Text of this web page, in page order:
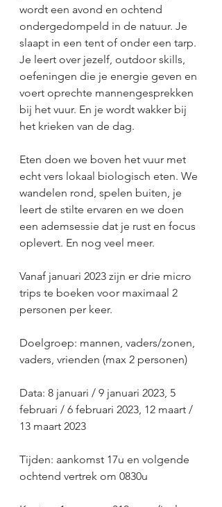
wordt een avond en ochtend
ondergedompeld in de natuur. Je
slaapt in een tent of onder een tarp.
Je leert over jezelf, outdoor skills,
oefeningen die je energie geven en
voert oprechte mannengesprekken
bij het vuur. En je wordt wakker bij
het krieken van de dag.
Eten doen we boven het vuur met
echt vers lokaal biologisch eten. We
wandelen rond, spelen buiten, je
leert de stilte ervaren en we doen
een ademsessie dat je rust en focus
oplevert. En nog veel meer.
Vanaf januari 2023 zijn er drie micro
trips te boeken voor maximaal 2
personen per keer.
Doelgroep: mannen, vaders/zonen,
vaders, vrienden (max 2 personen)
Data: 8 januari / 9 januari 2023, 5
februari / 6 februari 2023, 12 maart /
13 maart 2023
Tijden: aankomst 17u en volgende
ochtend vertrek om 0830u